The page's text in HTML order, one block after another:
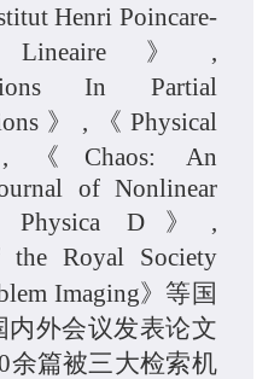
Henri Poincare-
Lineaire 》,
In Partial
》,《Physical
Chaos: An
of Nonlinear
Physica D》,
the Royal
Society
Imaging》等国
外会议发表论文
余篇被三大检索机